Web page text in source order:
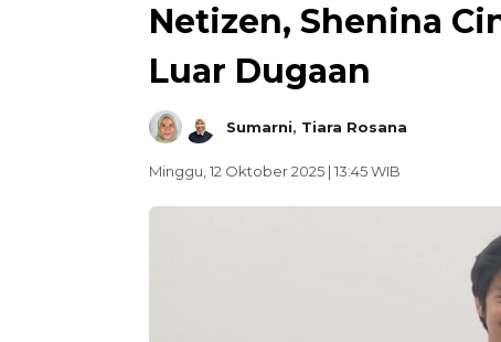
Netizen, Shenina
Luar Dugaan
Sumarni, Tiara Rosana
Minggu, 12 Oktober 2025 | 13:45 WIB